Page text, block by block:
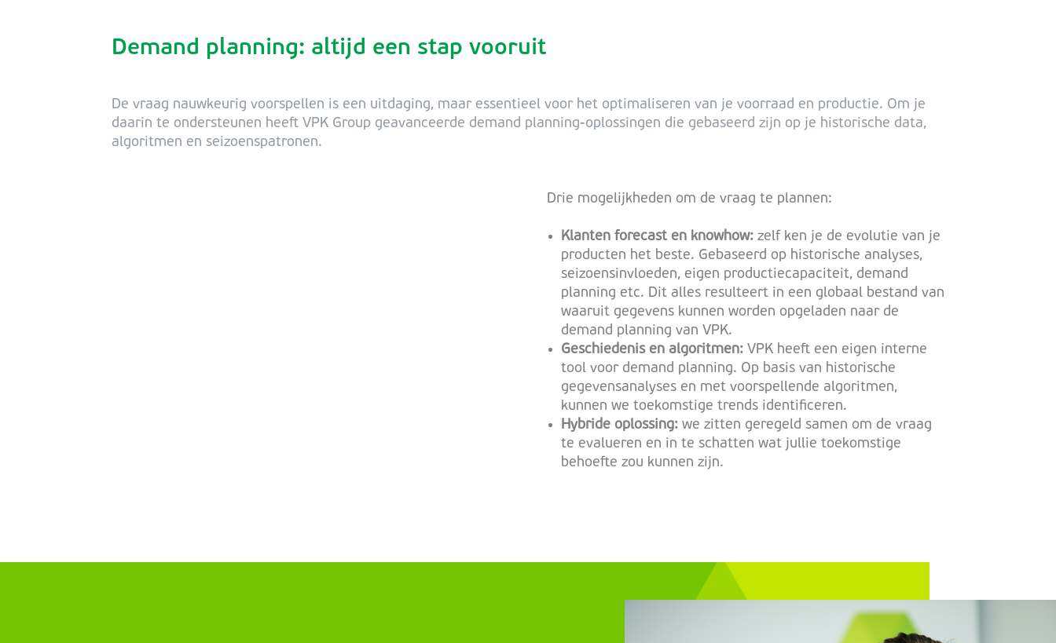
Demand planning: altijd een stap vooruit
De vraag nauwkeurig voorspellen is een uitdaging, maar essentieel voor het optimaliseren van je voorraad en productie. Om je
daarin te ondersteunen heeft VPK Group geavanceerde demand planning-oplossingen die gebaseerd zijn op je historische data,
algoritmen en seizoenspatronen.
Drie mogelijkheden om de vraag te plannen:
Klanten forecast en knowhow: zelf ken je de evolutie van je
producten het beste. Gebaseerd op historische analyses,
seizoensinvloeden, eigen productiecapaciteit, demand
planning etc. Dit alles resulteert in een globaal bestand van
waaruit gegevens kunnen worden opgeladen naar de
demand planning van VPK.
Geschiedenis en algoritmen: VPK heeft een eigen interne
tool voor demand planning. Op basis van historische
gegevensanalyses en met voorspellende algoritmen,
kunnen we toekomstige trends identificeren.
Hybride oplossing: we zitten geregeld samen om de vraag
te evalueren en in te schatten wat jullie toekomstige
behoefte zou kunnen zijn.